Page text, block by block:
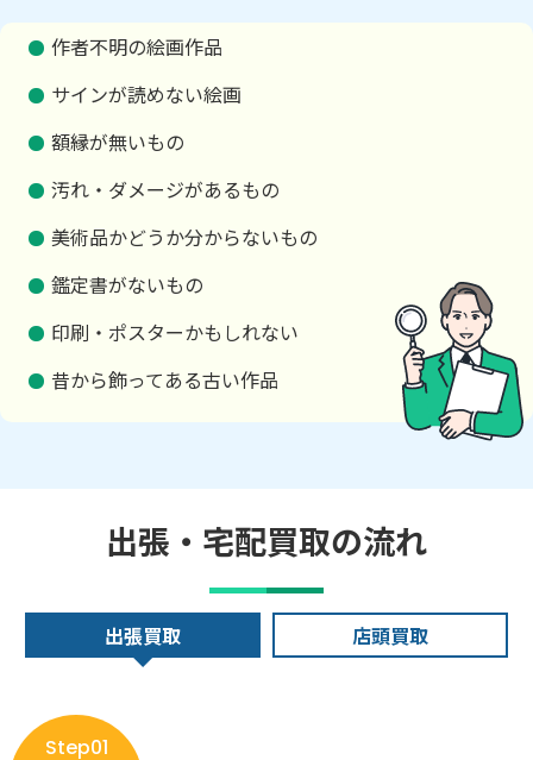
作者不明の絵画作品
サインが読めない絵画
額縁が無いもの
汚れ・ダメージがあるもの
美術品かどうか分からないもの
鑑定書がないもの
印刷・ポスターかもしれない
昔から飾ってある古い作品
出張・宅配買取の流れ
出張買取 店頭買取
Step01